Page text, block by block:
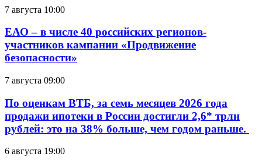
7 августа 10:00
ЕАО – в числе 40 российских регионов-
участников кампании «Продвижение
безопасности»
7 августа 09:00
По оценкам ВТБ, за семь месяцев 2026 года
продажи ипотеки в России достигли 2,6* трлн
рублей: это на 38% больше, чем годом раньше.
6 августа 19:00